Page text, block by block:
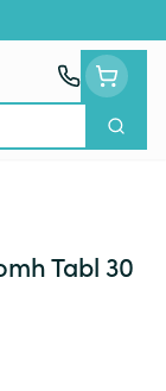
Zoek
Tabl 30